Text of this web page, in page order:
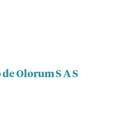
Olorum S A S